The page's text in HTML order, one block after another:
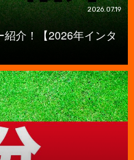
2026.07.19
介！【2026年インタ